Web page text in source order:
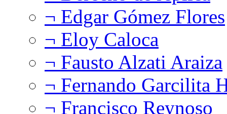
¬ Edgar Gómez Flores
¬ Eloy Caloca
¬ Fausto Alzati Araiza
¬ Fernando Garcilita
¬ Francisco Reynoso